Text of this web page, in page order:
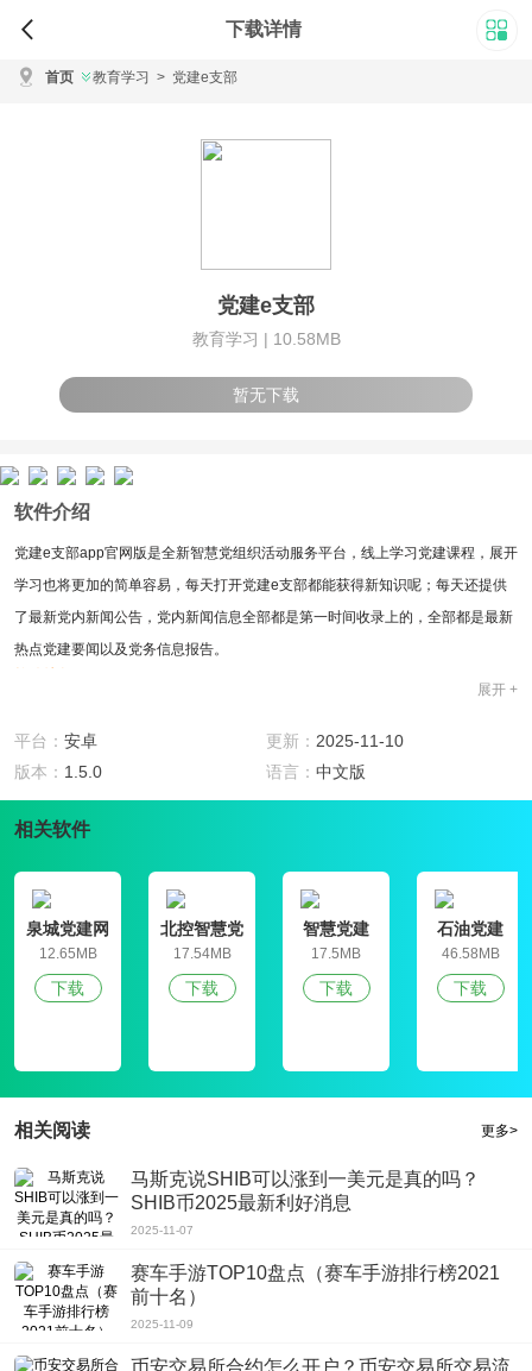
下载详情
首页 教育学习 > 党建e支部
党建e支部
教育学习 | 10.58MB
暂无下载
软件介绍
党建e支部app官网版是全新智慧党组织活动服务平台，线上学习党建课程，展开
学习也将更加的简单容易，每天打开党建e支部都能获得新知识呢；每天还提供
了最新党内新闻公告，党内新闻信息全部都是第一时间收录上的，全部都是最新
热点党建要闻以及党务信息报告。
1、支持在线浏览各种党政新闻资讯，能比较完整的了解党的新政策，对学习的
新知识也需要进行巩固，这样才能了解的更加深刻一点
2、不同的党建教育栏目会给大家提供不一样的党建服务，不同的党建教育活动
也是可以参与进来的，这也更好的丰富了大家的生活;
3、界面还会根据你的积分以及贡献来做出排名，有个人排名、支部排名。新用
4、通过标准数字化信息工具，实现党建工作的规范化/制度化/长效化/智能化;网
上学习的方式值得推荐!也背胶新颖有趣;
软件功能
1、党课对每一位党员都是有学习必要的。丰富的党课让党员活动可以参与进
支部让你可以有更棒的学习资源服务;
位党员们坚持接受教育;
4、能你能实时体验最新的主题党日活动，参与新项目，展开最棒的课程学习过
程，和小伙伴们互动学习不孤单;
软件评测
建相关的资讯与动态;
展开 +
平台： 安卓 更新： 2025-11-10
版本： 1.5.0 语言： 中文版
相关软件
泉城党建网
12.65MB
下载
北控智慧党
建
17.54MB
下载
智慧党建
17.5MB
下载
石油党建
46.58MB
下载
相关阅读 更多>
马斯克说SHIB可以涨到一美元是真的吗？
SHIB币2025最新利好消息
2025-11-07
赛车手游TOP10盘点（赛车手游排行榜2021
前十名）
2025-11-09
币安交易所合约怎么开户？币安交易所交易流